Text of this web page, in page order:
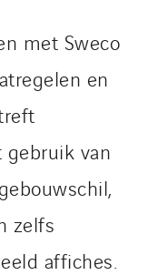
met Sweco
en
van
zelfs
affiches.